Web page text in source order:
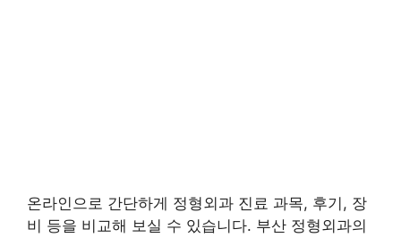
온라인으로 간단하게 정형외과 진료 과목, 후기, 장
비 등을 비교해 보실 수 있습니다. 부산 정형외과의